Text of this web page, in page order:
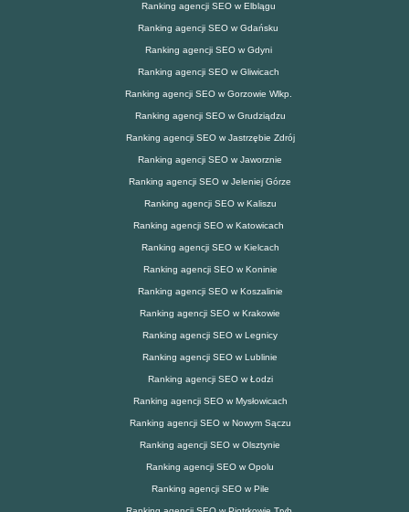
Ranking agencji SEO w Elblągu
Ranking agencji SEO w Gdańsku
Ranking agencji SEO w Gdyni
Ranking agencji SEO w Gliwicach
Ranking agencji SEO w Gorzowie Wlkp.
Ranking agencji SEO w Grudziądzu
Ranking agencji SEO w Jastrzębie Zdrój
Ranking agencji SEO w Jaworznie
Ranking agencji SEO w Jeleniej Górze
Ranking agencji SEO w Kaliszu
Ranking agencji SEO w Katowicach
Ranking agencji SEO w Kielcach
Ranking agencji SEO w Koninie
Ranking agencji SEO w Koszalinie
Ranking agencji SEO w Krakowie
Ranking agencji SEO w Legnicy
Ranking agencji SEO w Lublinie
Ranking agencji SEO w Łodzi
Ranking agencji SEO w Mysłowicach
Ranking agencji SEO w Nowym Sączu
Ranking agencji SEO w Olsztynie
Ranking agencji SEO w Opolu
Ranking agencji SEO w Pile